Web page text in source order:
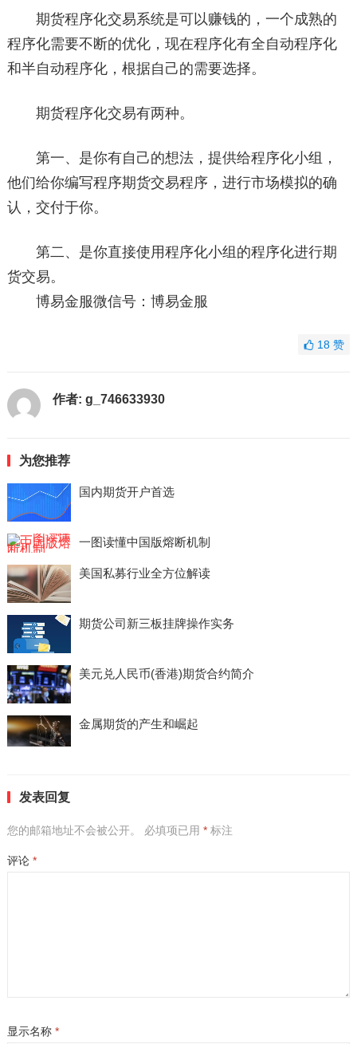
期货程序化交易系统是可以赚钱的，一个成熟的
程序化需要不断的优化，现在程序化有全自动程序化
和半自动程序化，根据自己的需要选择。
期货程序化交易有两种。
第一、是你有自己的想法，提供给程序化小组，
他们给你编写程序期货交易程序，进行市场模拟的确
认，交付于你。
第二、是你直接使用程序化小组的程序化进行期
货交易。
博易金服微信号：博易金服
18赞
作者: g_746633930
为您推荐
国内期货开户首选
一图读懂中国版熔断机制
美国私募行业全方位解读
期货公司新三板挂牌操作实务
美元兑人民币(香港)期货合约简介
金属期货的产生和崛起
发表回复
您的邮箱地址不会被公开。 必填项已用 *标注
评论 *
显示名称 *